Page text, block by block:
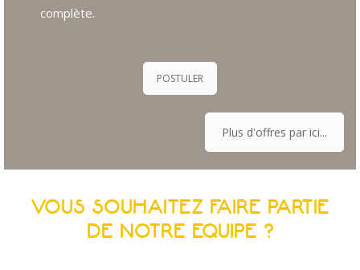
complète.
POSTULER
Plus d'offres par ici...
VOUS SOUHAITEZ FAIRE PARTIE
DE NOTRE EQUIPE ?